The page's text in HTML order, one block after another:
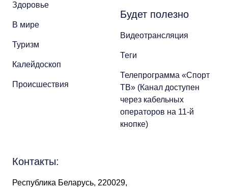
Здоровье
В мире
Туризм
Калейдоскоп
Происшествия
Будет полезно
Видеотрансляция
Теги
Телепрограмма «Спорт
ТВ» (Канал доступен
через кабельных
операторов на 11-й
кнопке)
Контакты:
Республика Беларусь, 220029,